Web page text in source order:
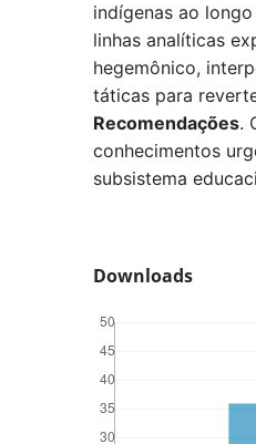
indígenas ao
linhas analíticas
hegemônico,
táticas para
Recomendações.
conhecimentos
subsistema
Downloads